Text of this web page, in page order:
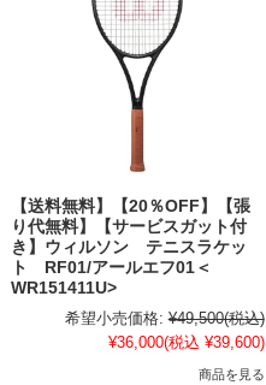
【送料無料】【20％OFF】【張
り代無料】【サービスガット付
き】ウィルソン テニスラケッ
ト RF01/アールエフ01＜
WR151411U>
希望小売価格: ¥49,500(税込)
¥36,000(税込 ¥39,600)
商品を見る